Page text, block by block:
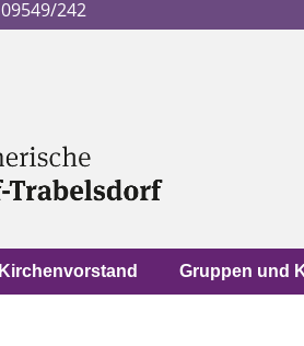
09549/242
Kirchenvorstand Gruppen und